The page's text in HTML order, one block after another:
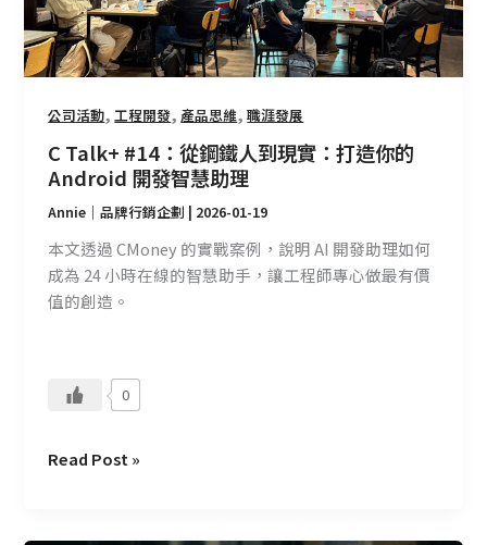
公司活動,工程開發, 產品思維,職涯發展
C Talk+ #14：從鋼鐵人到現實：打造你的
Android 開發智慧助理
Annie｜品牌行銷企劃 | 2026-01-19
本文透過 CMoney 的實戰案例，說明 AI 開發助理如何
成為 24 小時在線的智慧助手，讓工程師專心做最有價
值的創造。
0
現
實：
打
你
的
Android
發
智
慧
助
Read Post »